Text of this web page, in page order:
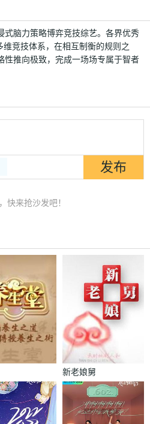
式脑力策略博弈竞技综艺。各界优秀
竞技体系，在相互制衡的规则之
性推向极致，完成一场场专属于智者
快来抢沙发吧！
新老娘舅